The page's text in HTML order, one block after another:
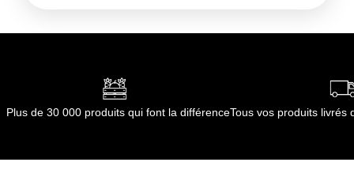
Kilojoules 53 kj
dont Acides gras saturés 0.01 g
Plus de 30 000 produits qui font la différenceTous vos produits livrés